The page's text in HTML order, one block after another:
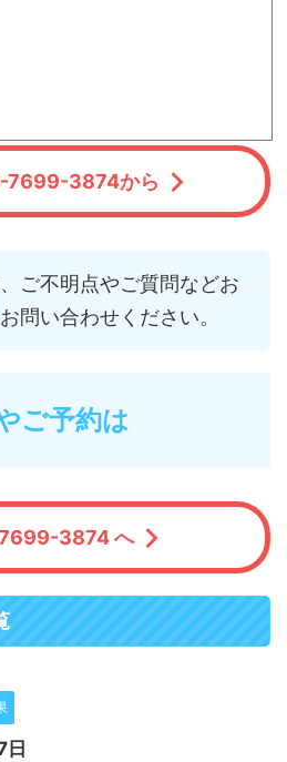
7699-3874から
ご不明点やご質問などお
問い合わせください。
ご予約は
3874 へ